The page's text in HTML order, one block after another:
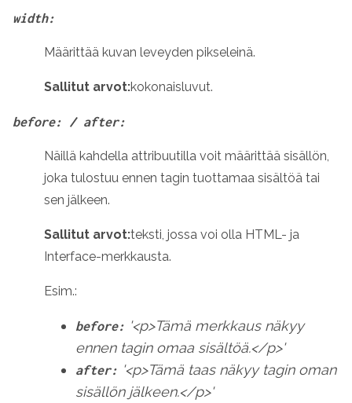
width:
Määrittää kuvan leveyden pikseleinä.
Sallitut arvot:kokonaisluvut.
before: / after:
Näillä kahdella attribuutilla voit määrittää sisällön,
joka tulostuu ennen tagin tuottamaa sisältöä tai
sen jälkeen.
Sallitut arvot:teksti, jossa voi olla HTML- ja
Interface-merkkausta.
Esim.:
before: '<p>Tämä merkkaus näkyy
ennen tagin omaa sisältöä.</p>'
after: '<p>Tämä taas näkyy tagin oman
sisällön jälkeen.</p>'